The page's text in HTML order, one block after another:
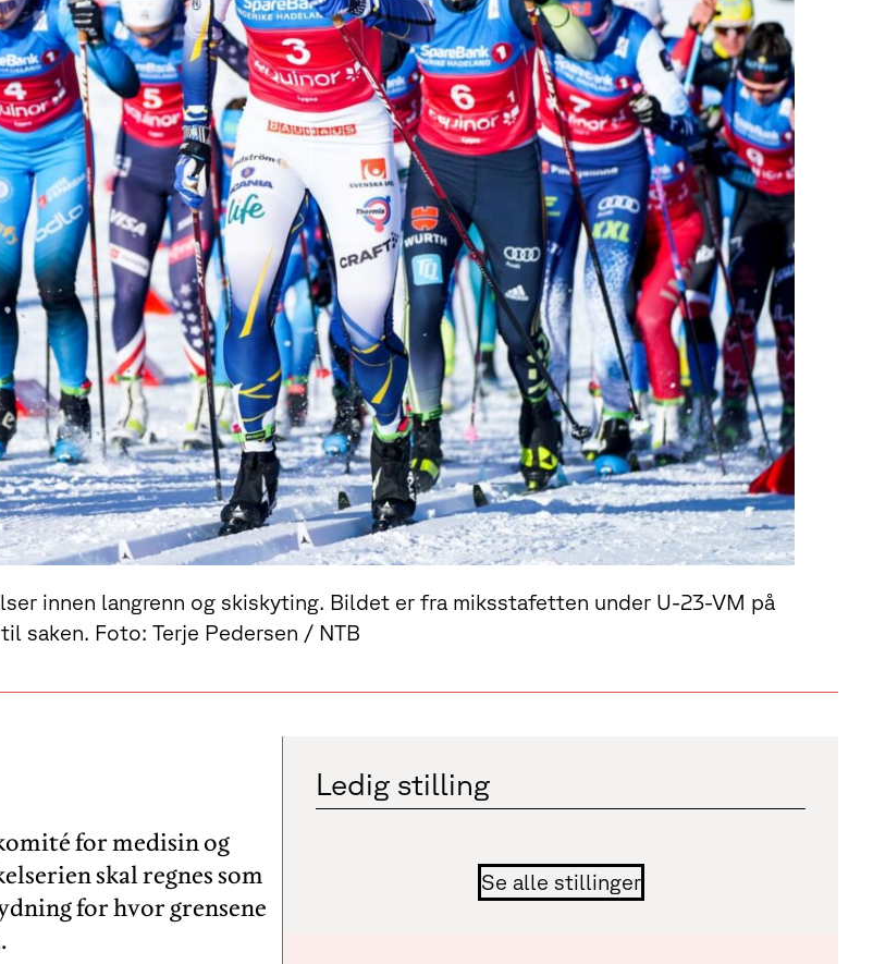
innen langrenn og skiskyting. Bildet er fra miksstafetten under U-23-VM på
saken. Foto: Terje Pedersen / NTB
for medisin og
skal regnes som
for hvor grensene
Ledig stilling
Se alle stillinger